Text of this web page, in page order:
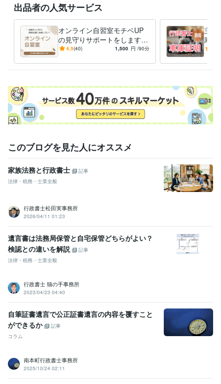
出品者の人気サービス
オンライン自習室モチベUP
の見守りサポートをします
毎日の勉強習慣を身につけ
P！』
4.5(40) 1,500 円 /90分
主と
庫証
定行
このブログを見た人にオススメ
家族法務と行政書士
記事
法律・税務・士業全般
行政書士松田実事務所
2026/04/11 01:23
遺言書は法務局保管と自宅保管どちらがよい？
検認との違いを解説
記事
法律・税務・士業全般
行政書士 猫の手事務所
2023/04/23 04:40
自筆証書遺言で公正証書遺言の内容を覆すこと
ができるか
記事
コラム
南本町行政書士事務所
2025/10/24 02:11